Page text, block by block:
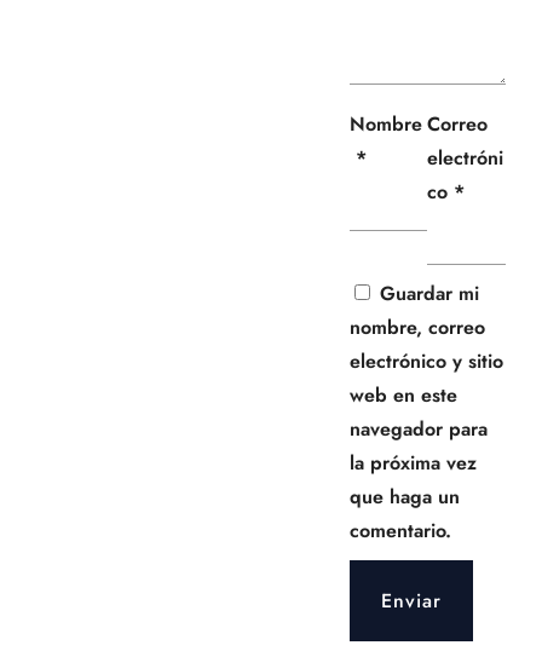
Nombre
*
Correo
electróni
co *
Guardar mi
nombre, correo
electrónico y sitio
web en este
navegador para
la próxima vez
que haga un
comentario.